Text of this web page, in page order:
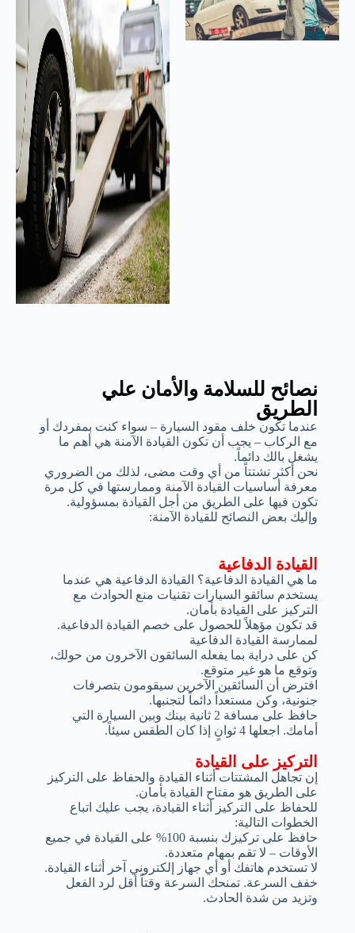
نصائح للسلامة والأمان علي
الطريق
عندما تكون خلف مقود السيارة – سواء كنت بمفردك أو
مع الركاب – يجب أن تكون القيادة الآمنة هي أهم ما
يشغل بالك دائماً.
نحن أكثر تشتتاً من أي وقت مضى، لذلك من الضروري
معرفة أساسيات القيادة الآمنة وممارستها في كل مرة
تكون فيها على الطريق من أجل القيادة بمسؤولية.
وإليك بعض النصائح للقيادة الآمنة:
التركيز على القيادة
إن تجاهل المشتتات أثناء القيادة والحفاظ على التركيز
على الطريق هو مفتاح القيادة بأمان.
للحفاظ على التركيز أثناء القيادة، يجب عليك اتباع
الخطوات التالية:
حافظ على تركيزك بنسبة 100% على القيادة في جميع
الأوقات – لا تقم بمهام متعددة.
لا تستخدم هاتفك أو أي جهاز إلكتروني آخر أثناء القيادة.
خفف السرعة. تمنحك السرعة وقتاً أقل لرد الفعل
وتزيد من شدة الحادث.
القيادة الدفاعية
ما هي القيادة الدفاعية؟ القيادة الدفاعية هي عندما
يستخدم سائقو السيارات تقنيات منع الحوادث مع
التركيز على القيادة بأمان.
قد تكون مؤهلاً للحصول على خصم القيادة الدفاعية.
لممارسة القيادة الدفاعية
كن على دراية بما يفعله السائقون الآخرون من حولك،
وتوقع ما هو غير متوقع.
افترض أن السائقين الآخرين سيقومون بتصرفات
جنونية، وكن مستعداً دائماً لتجنبها.
حافظ على مسافة 2 ثانية بينك وبين السيارة التي
أمامك. اجعلها 4 ثوانٍ إذا كان الطقس سيئاً.